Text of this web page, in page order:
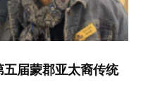
届蒙郡亚太裔传统